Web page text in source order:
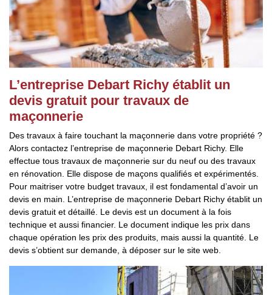
L’entreprise Debart Richy établit un
devis gratuit pour travaux de
maçonnerie
Des travaux à faire touchant la maçonnerie dans votre propriété ?
Alors contactez l’entreprise de maçonnerie Debart Richy. Elle
effectue tous travaux de maçonnerie sur du neuf ou des travaux
en rénovation. Elle dispose de maçons qualifiés et expérimentés.
Pour maitriser votre budget travaux, il est fondamental d’avoir un
devis en main. L’entreprise de maçonnerie Debart Richy établit un
devis gratuit et détaillé. Le devis est un document à la fois
technique et aussi financier. Le document indique les prix dans
chaque opération les prix des produits, mais aussi la quantité. Le
devis s’obtient sur demande, à déposer sur le site web.